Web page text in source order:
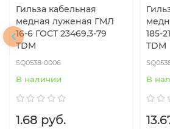
Гильза кабельная
медная луженая ГМЛ
16-6 ГОСТ 23469.3-79
TDM
SQ0538-0006
В наличии
1.68 руб.
185-
TDM
В